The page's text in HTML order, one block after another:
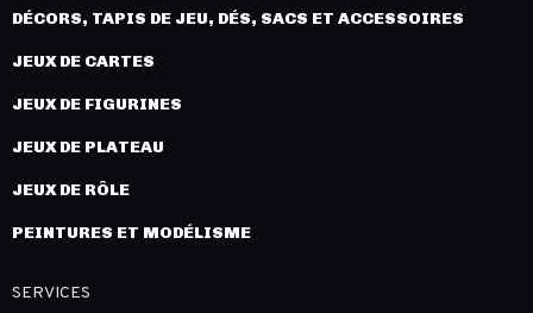
DÉCORS, TAPIS DE JEU, DÉS, SACS ET ACCESSOIRES
JEUX DE CARTES
JEUX DE FIGURINES
JEUX DE PLATEAU
JEUX DE RÔLE
PEINTURES ET MODÉLISME
SERVICES